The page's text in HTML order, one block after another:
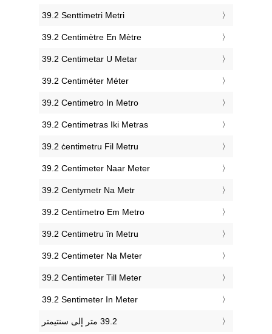
‎39.2 Senttimetri Metri
‎39.2 Centimètre En Mètre
‎39.2 Centimetar U Metar
‎39.2 Centiméter Méter
‎39.2 Centimetro In Metro
‎39.2 Centimetras Iki Metras
‎39.2 ċentimetru Fil Metru
‎39.2 Centimeter Naar Meter
‎39.2 Centymetr Na Metr
‎39.2 Centímetro Em Metro
‎39.2 Centimetru în Metru
‎39.2 Centimeter Na Meter
‎39.2 Centimeter Till Meter
‎39.2 Sentimeter In Meter